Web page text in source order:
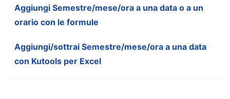
Aggiungi Semestre/mese/ora a una data o a un
orario con le formule
Aggiungi/sottrai Semestre/mese/ora a una data
con Kutools per Excel